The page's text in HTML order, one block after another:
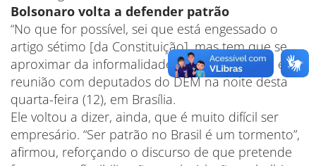
Bolsonaro volta a defender patrão
“No que for possível, sei que está engessado o
artigo sétimo [da Constituição], mas tem que se
aproximar da informalidade”, disse Bolsonaro em
reunião com deputados do DEM na noite desta
quarta-feira (12), em Brasília.
Ele voltou a dizer, ainda, que é muito difícil ser
empresário. “Ser patrão no Brasil é um tormento”,
afirmou, reforçando o discurso de que pretende